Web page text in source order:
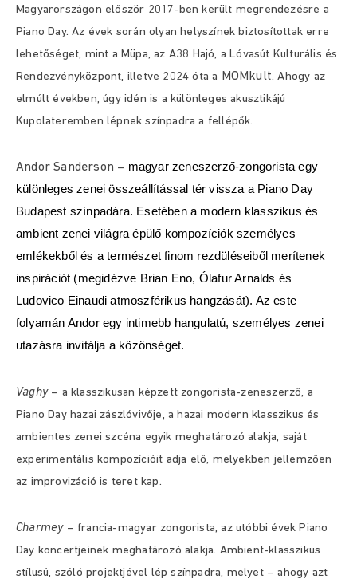
Magyarországon először 2017-ben került megrendezésre a
Piano Day. Az évek során olyan helyszínek biztosítottak erre
lehetőséget, mint a Müpa, az A38 Hajó, a Lóvasút Kulturális és
Rendezvényközpont, illetve 2024 óta a MOMkult. Ahogy az
elmúlt években, úgy idén is a különleges akusztikájú
Kupolateremben lépnek színpadra a fellépők.
Andor Sanderson – magyar zeneszerző-zongorista egy
különleges zenei összeállítással tér vissza a Piano Day
Budapest színpadára. Esetében a modern klasszikus és
ambient zenei világra épülő kompozíciók személyes
emlékekből és a természet finom rezdüléseiből merítenek
inspirációt (megidézve Brian Eno, Ólafur Arnalds és
Ludovico Einaudi atmoszférikus hangzását). Az este
folyamán Andor egy intimebb hangulatú, személyes zenei
utazásra invitálja a közönséget.
Vaghy– a klasszikusan képzett zongorista-zeneszerző, a
Piano Day hazai zászlóvivője, a hazai modern klasszikus és
ambientes zenei szcéna egyik meghatározó alakja, saját
experimentális kompozícióit adja elő, melyekben jellemzően
az improvizáció is teret kap.
Charmey– francia-magyar zongorista, az utóbbi évek Piano
Day koncertjeinek meghatározó alakja. Ambient-klasszikus
stílusú, szóló projektjével lép színpadra, melyet – ahogy azt